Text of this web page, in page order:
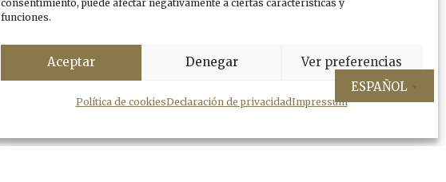
consentimiento, puede afectar negativamente a ciertas características y
funciones.
Aceptar Denegar Ver preferencias
Política de cookiesDeclaración de privacidadImpressum
ESPAÑOL ▼